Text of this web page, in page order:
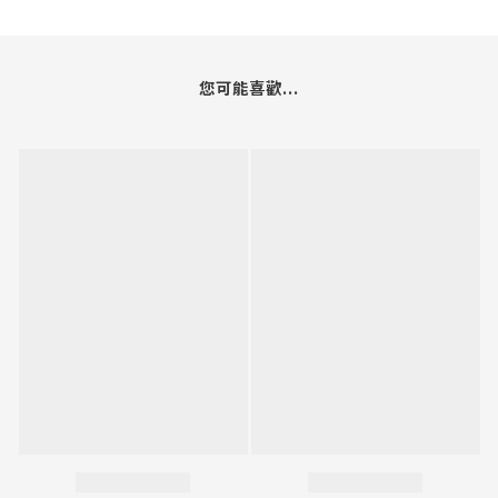
您可能喜歡...